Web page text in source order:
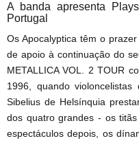
A banda apresenta
Portugal
Os Apocalyptica têm o
de apoio à continuação do
METALLICA VOL. 2 TOUR
1996, quando violoncelistas
Sibelius de Helsínquia
dos quatro grandes - os
espectáculos depois, os